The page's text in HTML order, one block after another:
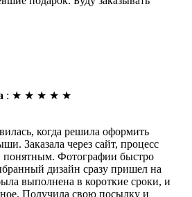
: ★ ★ ★ ★ ★
когда решила оформить
Заказала через сайт, процесс
Фотографии быстро
дизайн сразу пришел на
выполнена в короткие сроки, и
Получила свою посылку и